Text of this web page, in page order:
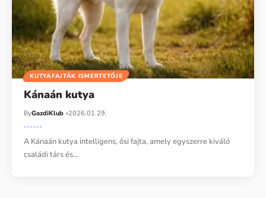
KUTYAFAJTÁK ISMERTETŐJE
Kánaán kutya
ByGazdiKlub 2026.01.29.
A Kánaán kutya intelligens, ősi fajta, amely egyszerre kiváló
családi társ és…